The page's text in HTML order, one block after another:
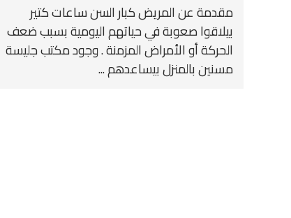
مقدمة عن المريض كبار السن ساعات كتير
بيلاقوا صعوبة في حياتهم اليومية بسبب ضعف
الحركة أو الأمراض المزمنة . وجود مكتب جليسة
مسنين بالمنزل بيساعدهم ...